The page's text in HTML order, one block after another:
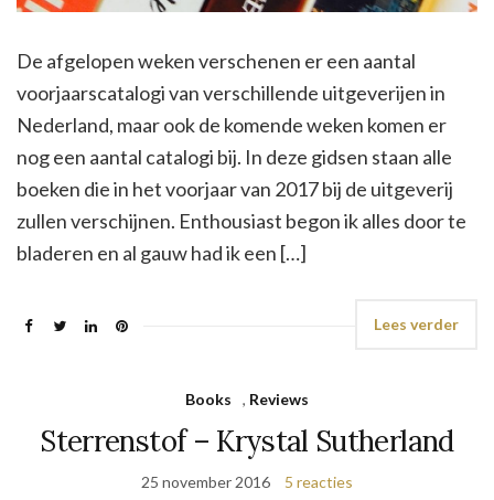
De afgelopen weken verschenen er een aantal
voorjaarscatalogi van verschillende uitgeverijen in
Nederland, maar ook de komende weken komen er
nog een aantal catalogi bij. In deze gidsen staan alle
boeken die in het voorjaar van 2017 bij de uitgeverij
zullen verschijnen. Enthousiast begon ik alles door te
bladeren en al gauw had ik een […]
Lees verder
Books , Reviews
Sterrenstof – Krystal Sutherland
25 november 2016 5 reacties